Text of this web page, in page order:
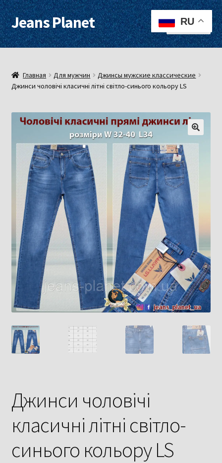
Перейти
к
навигации
Перейти
к
содержимому
Jeans Planet Меню
Для женщин
Для мужчин
Оплата, доставка
Контакты
Примерочная
Главная Для мужчин
Джинсы мужские классические
Джинси чоловічі класичні літні світло-синього кольору LS
Джинси чоловічі
класичні літні світло-
синього кольору LS
RU